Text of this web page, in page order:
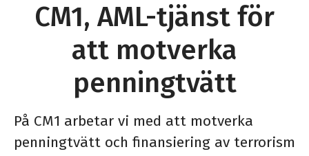
CM1, AML-tjänst för
att motverka
penningtvätt
På CM1 arbetar vi med att motverka
penningtvätt och finansiering av terrorism